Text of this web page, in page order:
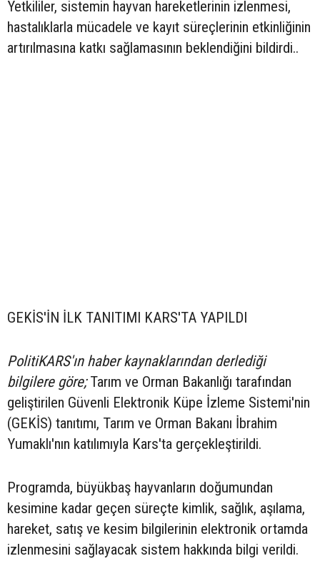
Yetkililer, sistemin hayvan hareketlerinin izlenmesi,
hastalıklarla mücadele ve kayıt süreçlerinin etkinliğinin
artırılmasına katkı sağlamasının beklendiğini bildirdi..
GEKİS'İN İLK TANITIMI KARS'TA YAPILDI
PolitiKARS'ın haber kaynaklarından derlediği
bilgilere göre;Tarım ve Orman Bakanlığı tarafından
geliştirilen Güvenli Elektronik Küpe İzleme Sistemi'nin
(GEKİS) tanıtımı, Tarım ve Orman Bakanı İbrahim
Yumaklı'nın katılımıyla Kars'ta gerçekleştirildi.
Programda, büyükbaş hayvanların doğumundan
kesimine kadar geçen süreçte kimlik, sağlık, aşılama,
hareket, satış ve kesim bilgilerinin elektronik ortamda
izlenmesini sağlayacak sistem hakkında bilgi verildi.